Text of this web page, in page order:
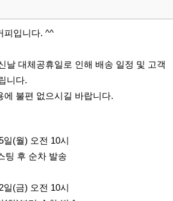
피입니다. ^^
날 대체공휴일로 인해 배송 일정 및 고객
니다.
에 불편 없으시길 바랍니다.
일(월) 오전 10시
팅 후 순차 발송
일(금) 오전 10시